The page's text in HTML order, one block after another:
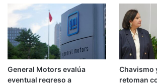
General Motors evalúa
eventual regreso a
Chavismo
retoman